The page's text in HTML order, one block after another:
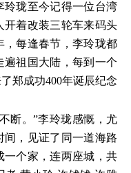
玲珑至今记得一位台湾
开着改装三轮车来码头
，每逢春节，李玲珑都
祖国大陆，每到一个
郑成功400年诞辰纪念
断。”李玲珑感慨，尤
，见证了同一道海路
一个家，连两座城，共